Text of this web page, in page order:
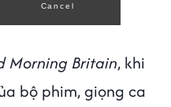
Morning Britain, khi
bộ phim, giọng ca